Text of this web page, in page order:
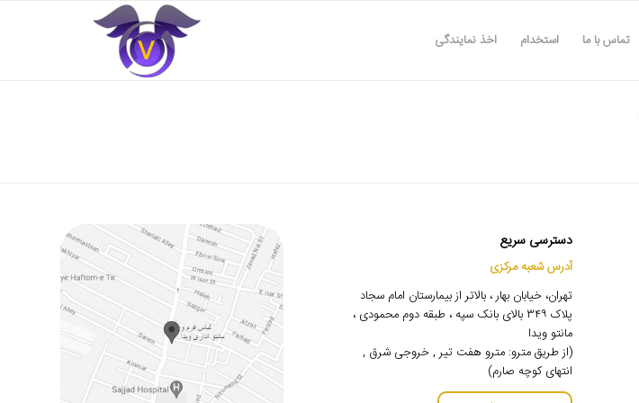
تماس با ما استخدام اخذ نمایندگی
دسترسی سریع
آدرس شعبه مرکزی
تهران، خیابان بهار ، بالاتر از بیمارستان امام سجاد
پلاک ۳۴۹ بالای بانک سپه ، طبقه دوم محمودی ،
مانتو ویدا
(از طریق مترو: مترو هفت تیر , خروجی شرق ,
انتهای کوچه صارم)